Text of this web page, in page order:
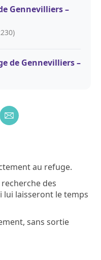
au refuge.
des
laisseront le temps
sans sortie
Gennevilliers –
de Gennevilliers –